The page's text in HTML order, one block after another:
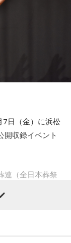
見直すことを
に出会い、勉
の世界に進出。
いコンテンツ
心の充実感を
しみましょ
屋の片付けを
を心掛けて過
が目立ちそう
7日（金）に浜松
開収録イベント
連（全日本葬祭
ーも務める田
ーが登壇。